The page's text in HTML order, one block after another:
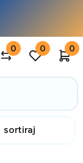
0 0 0
sortiraj